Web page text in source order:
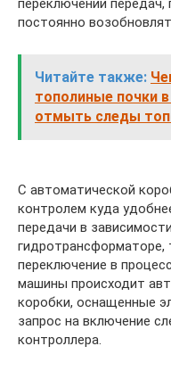
переключении
постоянно
Читайте также:
тополиные почки
отмыть следы
С автоматической
контролем куда
передачи в
гидротрансформаторе,
переключение в
машины происходит
коробки, оснащенные
запрос на включение
контроллера.